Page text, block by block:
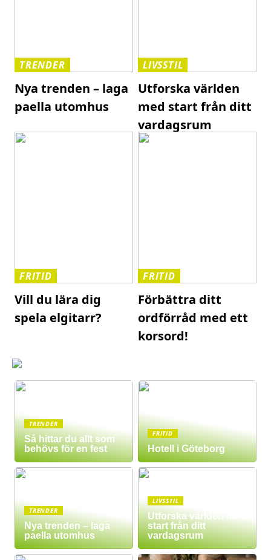
TRENDER
Nya trenden – laga
paella utomhus
LIVSSTIL
Utforska världen
med start från ditt
vardagsrum
FRITID
Vill du lära dig
spela elgitarr?
FRITID
Förbättra ditt
ordförråd med ett
korsord!
TRENDER
Så hittar du allt som
behövs för en fest
FRITID
Hotell i Göteborg
TRENDER
Nya trenden – laga
paella utomhus
LIVSSTIL
Utforska världen med
start från ditt
vardagsrum